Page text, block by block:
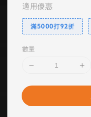
適用優惠
滿5000打92折
數量